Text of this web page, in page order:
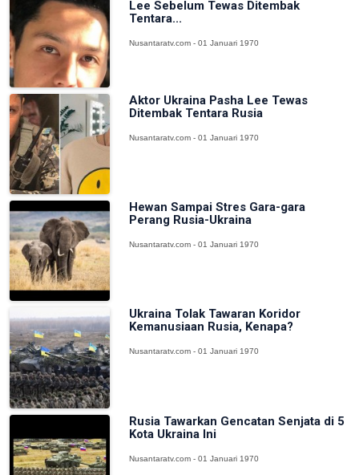
Lee Sebelum Tewas Ditembak
Tentara...
Nusantaratv.com - 01 Januari 1970
Aktor Ukraina Pasha Lee Tewas
Ditembak Tentara Rusia
Nusantaratv.com - 01 Januari 1970
Hewan Sampai Stres Gara-gara
Perang Rusia-Ukraina
Nusantaratv.com - 01 Januari 1970
Ukraina Tolak Tawaran Koridor
Kemanusiaan Rusia, Kenapa?
Nusantaratv.com - 01 Januari 1970
Rusia Tawarkan Gencatan Senjata di 5
Kota Ukraina Ini
Nusantaratv.com - 01 Januari 1970